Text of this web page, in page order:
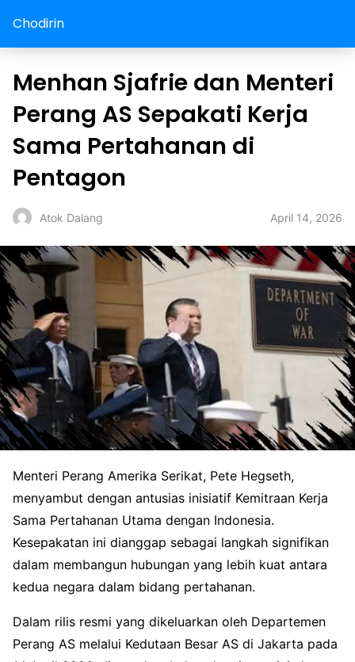
Chodirin
Menhan Sjafrie dan Menteri
Perang AS Sepakati Kerja
Sama Pertahanan di
Pentagon
Atok Dalang April 14, 2026
Menteri Perang Amerika Serikat, Pete Hegseth,
menyambut dengan antusias inisiatif Kemitraan Kerja
Sama Pertahanan Utama dengan Indonesia.
Kesepakatan ini dianggap sebagai langkah signifikan
dalam membangun hubungan yang lebih kuat antara
kedua negara dalam bidang pertahanan.
Dalam rilis resmi yang dikeluarkan oleh Departemen
Perang AS melalui Kedutaan Besar AS di Jakarta pada